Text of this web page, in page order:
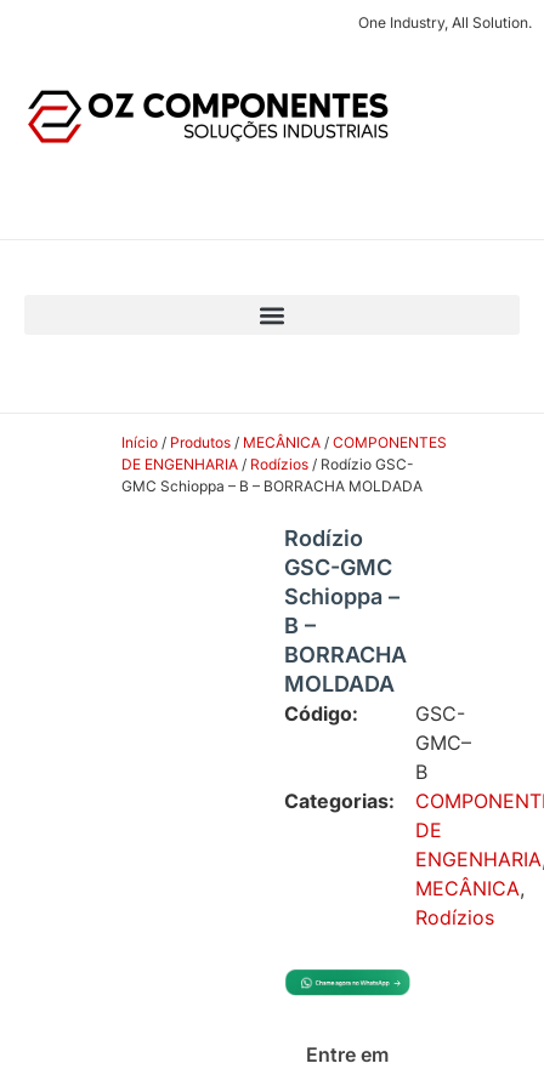
One Industry, All Solution.
Início / Produtos / MECÂNICA / COMPONENTES
DE ENGENHARIA / Rodízios / Rodízio GSC-
GMC Schioppa – B – BORRACHA MOLDADA
Rodízio
GSC-GMC
Schioppa –
B –
BORRACHA
MOLDADA
Código:
GSC-
GMC–
B
Categorias:
DE
ENGENHARIA
MECÂNICA,
Rodízios
Entre em